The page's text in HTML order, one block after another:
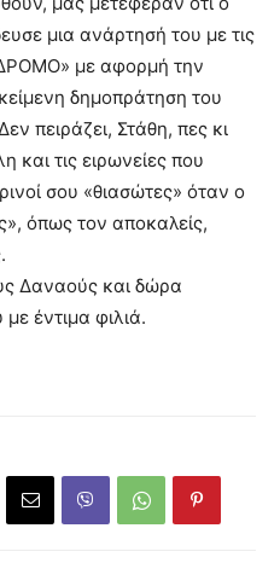
μια ανάρτησή του με τις
με αφορμή την
δημοπράτηση του
πειράζει, Στάθη, πες κι
τις ειρωνείες που
σου «θιασώτες» όταν ο
όπως τον αποκαλείς,
Δαναούς και δώρα
έντιμα φιλιά.